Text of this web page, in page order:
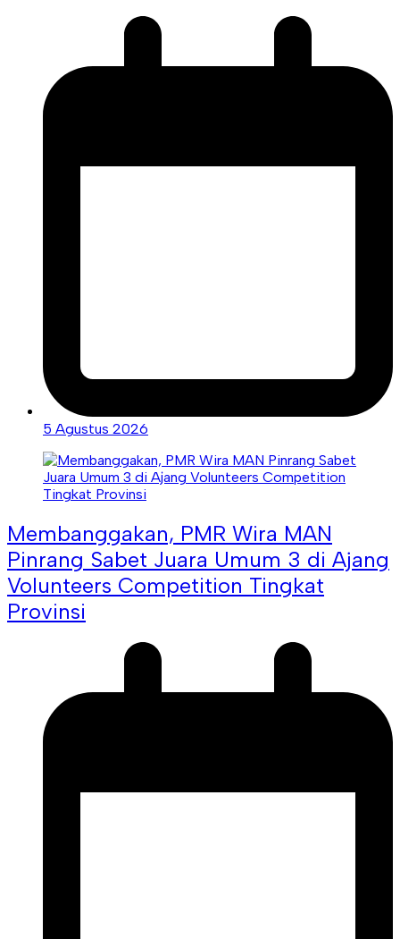
5 Agustus 2026
Membanggakan, PMR Wira MAN
Pinrang Sabet Juara Umum 3 di Ajang
Volunteers Competition Tingkat
Provinsi